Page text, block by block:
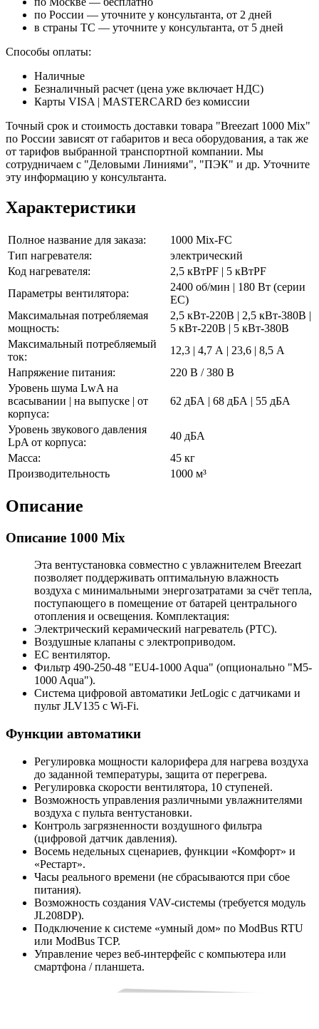
по России — уточните у консультанта, от 2 дней
в страны ТС — уточните у консультанта, от 5 дней
Способы оплаты:
Наличные
Безналичный расчет (цена уже включает НДС)
Карты VISA | MASTERCARD без комиссии
Точный срок и стоимость доставки товара "Breezart 1000 Mix"
по России зависят от габаритов и веса оборудования, а так же
от тарифов выбранной транспортной компании. Мы
сотрудничаем с "Деловыми Линиями", "ПЭК" и др. Уточните
эту информацию у консультанта.
Характеристики
Полное название для заказа:
1000 Mix-FC
Тип нагревателя:
электрический
Код нагревателя:
2,5 кВтPF | 5 кВтPF
Параметры вентилятора:
2400 об/мин | 180 Вт (серии
EC)
Максимальная потребляемая
мощность:
2,5 кВт-220В | 2,5 кВт-380В |
5 кВт-220В | 5 кВт-380В
Максимальный потребляемый
ток:
12,3 | 4,7 А | 23,6 | 8,5 А
Напряжение питания:
220 В / 380 В
Уровень шума LwA на
всасывании | на выпуске | от
корпуса:
62 дБА | 68 дБА | 55 дБА
Уровень звукового давления
LpA от корпуса:
40 дБА
Масса:
45 кг
Производительность
1000 м³
Описание
Описание 1000 Mix
Эта вентустановка совместно с увлажнителем Breezart
позволяет поддерживать оптимальную влажность
воздуха с минимальными энергозатратами за счёт тепла,
поступающего в помещение от батарей центрального
отопления и освещения. Комплектация:
Электрический керамический нагреватель (РТС).
Воздушные клапаны с электроприводом.
ЕС вентилятор.
Фильтр 490-250-48 "EU4-1000 Aqua" (опционально "M5-
1000 Aqua").
Система цифровой автоматики JetLogic с датчиками и
пульт JLV135 c Wi-Fi.
Функции автоматики
Регулировка мощности калорифера для нагрева воздуха
до заданной температуры, защита от перегрева.
Регулировка скорости вентилятора, 10 ступеней.
Возможность управления различными увлажнителями
воздуха с пульта вентустановки.
Контроль загрязненности воздушного фильтра
(цифровой датчик давления).
Восемь недельных сценариев, функции «Комфорт» и
«Рестарт».
Часы реального времени (не сбрасываются при сбое
питания).
Возможность создания VAV-системы (требуется модуль
JL208DP).
Подключение к системе «умный дом» по ModBus RTU
или ModBus TCP.
Управление через веб-интерфейс с компьютера или
смартфона / планшета.